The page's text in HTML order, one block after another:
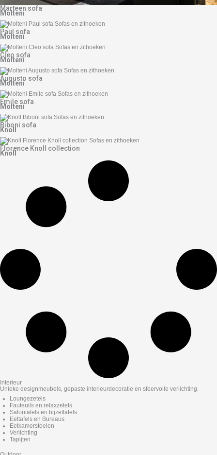
Marteen sofa
Molteni
Paul sofa
Molteni
Cleo sofa
Molteni
Augusto sofa
Molteni
Emile sofa
Molteni
Biboni sofa
Knoll
Florence Knoll collection
Knoll
Interieur
Unieke designmeubels, gepaste interieurdecoratie en sfeervolle verlichting.
Loungezetels
Fauteuils en relaxzetels
Salontafels en bijzettafels
Eettafels en Bureaus
Eetkamerstoelen
Verlichting
Tapijten